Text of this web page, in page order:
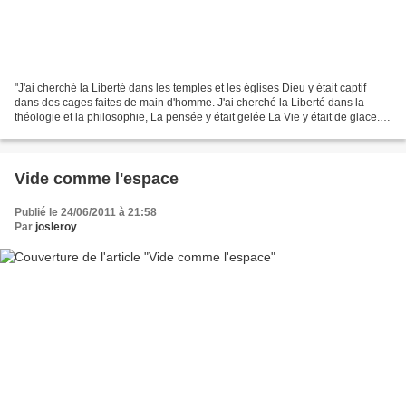
"J'ai cherché la Liberté dans les temples et les églises Dieu y était captif
dans des cages faites de main d'homme. J'ai cherché la Liberté dans la
théologie et la philosophie, La pensée y était gelée La Vie y était de glace.
Vide comme l'espace
Publié le 24/06/2011 à 21:58
Par josleroy